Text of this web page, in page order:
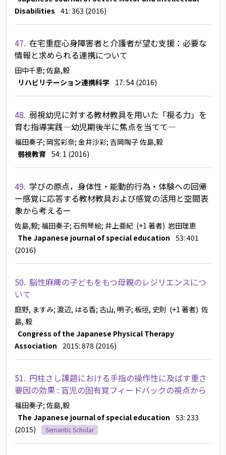
Disabilities 41: 363 (2016)
47. 在宅重症心身障害者と介護者が望む支援：必要な
情報と求められる連携について
田中千恵; 佐島,毅
リハビリテーション連携科学 17: 54 (2016)
48. 弱視幼児に対する教材教具を用いた「視る力」を
育む指導実践―幼児期後半に焦点を当てて―
福田奏子; 岡宮彩奈; 金井沙彩; 吉岡陶子佐島,毅
弱視教育 54: 1 (2016)
49. 学びの原点，身体性・能動的行為・体験への回帰
ー感覚に応答する教材教具および感覚の活用と空間表
象から考えるー
佐島,毅; 福田奏子; 石飛琴絵; 井上亜紀 (+1 著者) 岩田理恵
The Japanese journal of special education 53: 401
(2016)
50. 脳性麻痺の子どもをもつ母親のレジリエンスにつ
いて
庭野, ますみ; 渡辺, はる香; 古山, 明子; 板垣, 史則 (+1 著者) 佐
島, 毅
Congress of the Japanese Physical Therapy
Association 2015: 878 (2016)
51. 円柱さし課題における手指の操作性に及ばす重さ
要因の効果 : 盲児の固有覚フィードバックの視点から
福田奏子; 佐島,毅
The Japanese journal of special education 53: 233
(2015)
Semantic Scholar